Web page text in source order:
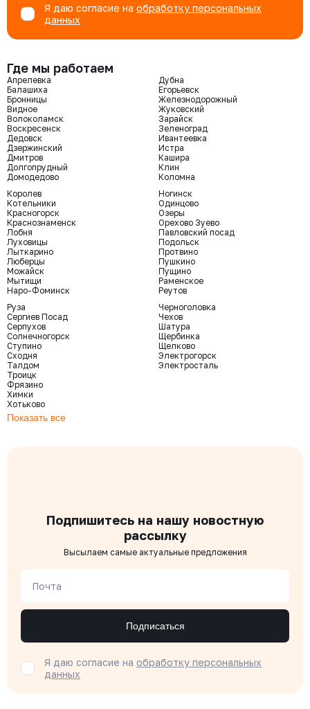
Я даю согласие на обработку персональных
данных
Где мы работаем
Апрелевка
Балашиха
Бронницы
Видное
Волоколамск
Воскресенск
Дедовск
Дзержинский
Дмитров
Долгопрудный
Домодедово
Дубна
Егорьевск
Железнодорожный
Жуковский
Зарайск
Зеленоград
Ивантеевка
Истра
Кашира
Клин
Коломна
Королев
Котельники
Красногорск
Краснознаменск
Лобня
Луховицы
Лыткарино
Люберцы
Можайск
Мытищи
Наро-Фоминск
Ногинск
Одинцово
Озеры
Орехово Зуево
Павловский посад
Подольск
Протвино
Пушкино
Пущино
Раменское
Реутов
Руза
Сергиев Посад
Серпухов
Солнечногорск
Ступино
Сходня
Талдом
Троицк
Фрязино
Химки
Хотьково
Черноголовка
Чехов
Шатура
Щербинка
Щелково
Электрогорск
Электросталь
Показать все
Подпишитесь на нашу новостную
рассылку
Высылаем самые актуальные предложения
Почта
Подписаться
Я даю согласие на обработку персональных
данных